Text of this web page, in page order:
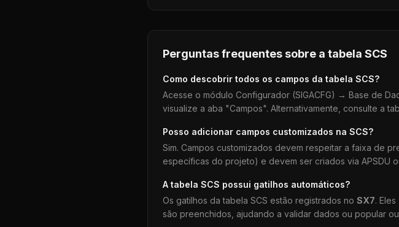
Perguntas frequentes sobre a tabela SCS
Como descobrir todos os campos da tabela SCS?
Acesse o módulo Configurador (SIGACFG) → Base de
visualize a aba "Campos". Alternativamente, consulte a
Posso adicionar campos customizados na SCS?
Sim. Campos customizados devem respeitar a faixa de
específicas do projeto) e devem ser criados via APSDU
A tabela SCS possui gatilhos automáticos?
Os gatilhos da tabela SCS estão registrados no SX7.
são preenchidos, ajudando a validar dados ou popular